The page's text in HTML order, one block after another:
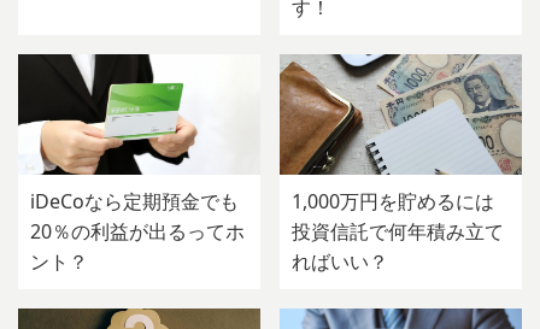
す！
iDeCoなら定期預金でも
20％の利益が出るってホ
ント？
1,000万円を貯めるには
投資信託で何年積み立て
ればいい？